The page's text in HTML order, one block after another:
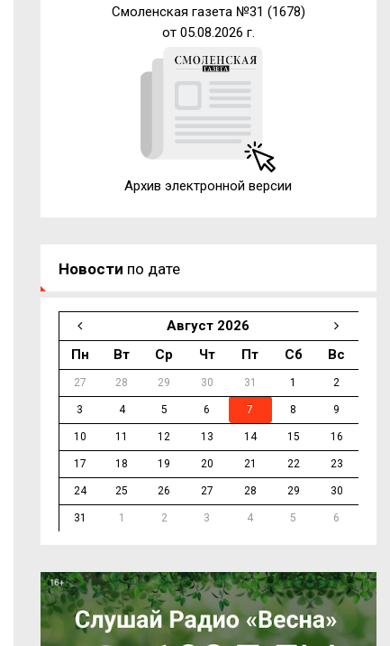
Смоленская газета №31 (1678)
от 05.08.2026 г.
Архив электронной версии
Новости по дате
Август 2026
Пн
Вт Ср Чт Пт Сб Вс
27 28 29 30 31 1 2
3 4 5 6 7 8 9
10 11 12 13 14 15 16
17 18 19 20 21 22 23
24 25 26 27 28 29 30
31 1 2 3 4 5 6